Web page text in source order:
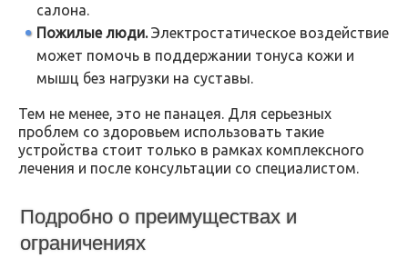
салона.
Пожилые люди.Электростатическое воздействие
может помочь в поддержании тонуса кожи и
мышц без нагрузки на суставы.
Тем не менее, это не панацея. Для серьезных
проблем со здоровьем использовать такие
устройства стоит только в рамках комплексного
лечения и после консультации со специалистом.
Подробно о преимуществах и
ограничениях